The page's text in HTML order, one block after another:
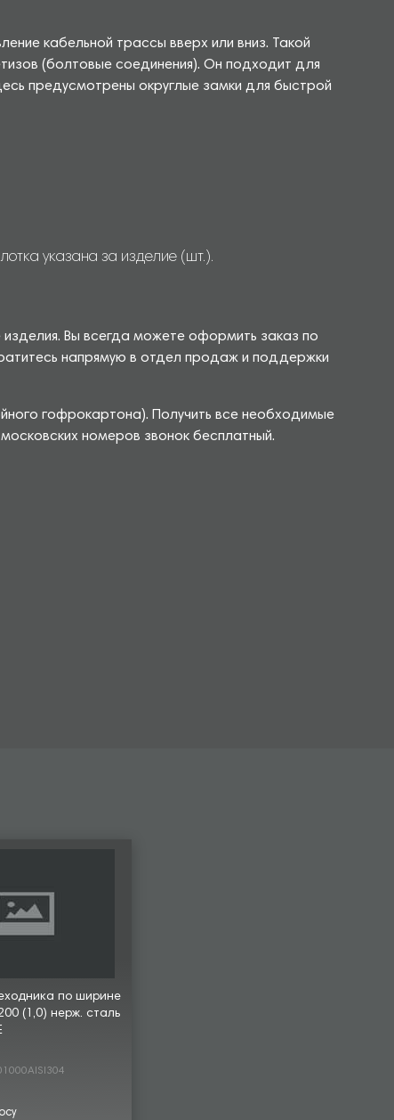
кабельной трассы вверх или вниз. Такой
(болтовые соединения). Он подходит для
предусмотрены округлые замки для быстрой
указана за изделие (шт.).
Вы всегда можете оформить заказ по
напрямую в отдел продаж и поддержки
гофрокартона). Получить все необходимые
номеров звонок бесплатный.
по ширине
(1,0) нерж. сталь